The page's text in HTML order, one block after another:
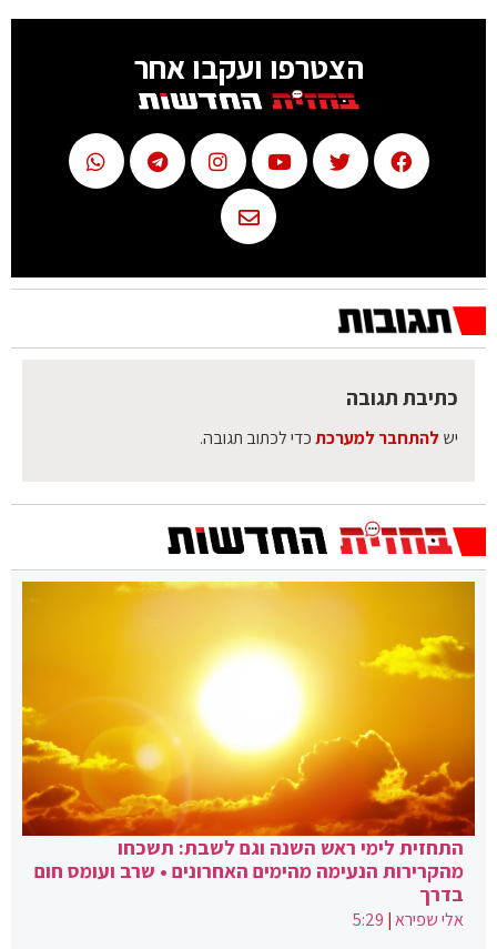
הצטרפו ועקבו אחר
כתיבת תגובה
יש להתחבר למערכתכדי לכתוב תגובה.
התחזית לימי ראש השנה וגם לשבת: תשכחו
מהקרירות הנעימה מהימים האחרונים • שרב ועומס חום
בדרך
אלי שפירא|
5:29